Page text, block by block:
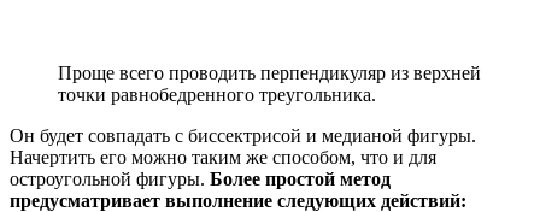
Проще всего проводить перпендикуляр из верхней
точки равнобедренного треугольника.
Он будет совпадать с биссектрисой и медианой фигуры.
Начертить его можно таким же способом, что и для
остроугольной фигуры. Более простой метод
предусматривает выполнение следующих действий: